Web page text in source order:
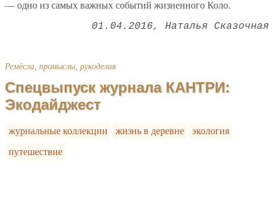
— одно из самых важных событий жизненного Коло.
01.04.2016 Наталья Сказочная
Ремёсла, промыслы, рукоделия
Спецвыпуск журнала КАНТРИ:
Экодайджест
журнальные коллекции жизнь в деревне
экология
путешествие